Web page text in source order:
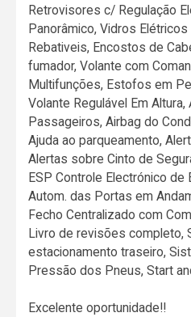
Retrovisores c/ Regulação
Panorâmico, Vidros
Rebativeis, Encostos de
fumador, Volante com
Multifunções, Estofos em
Volante Regulável Em Altura,
Passageiros, Airbag do
Ajuda ao parqueamento,
Alertas sobre Cinto de
ESP Controle Electrónico de
Autom. das Portas em
Fecho Centralizado com
Livro de revisões completo,
estacionamento traseiro,
Pressão dos Pneus, Start
Excelente oportunidade!!